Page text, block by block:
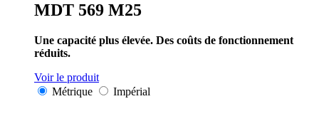
MDT 569 M25
Une capacité plus élevée. Des coûts de fonctionnement
réduits.
Voir le produit
Métrique
Impérial